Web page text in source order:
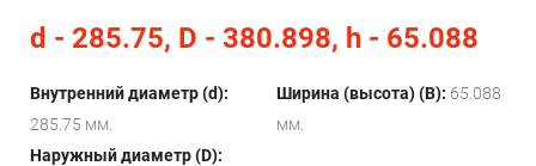
d - 285.75, D - 380.898, h - 65.088
Внутренний диаметр (d):
285.75 мм.
Наружный диаметр (D):
Ширина (высота) (B): 65.088
мм.